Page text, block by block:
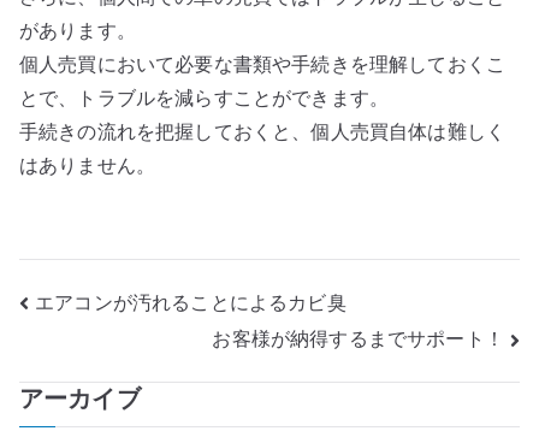
があります。
個人売買において必要な書類や手続きを理解しておくこ
とで、トラブルを減らすことができます。
手続きの流れを把握しておくと、個人売買自体は難しく
はありません。
投
ナ
エアコンが汚れることによるカビ臭
お客様が納得するまでサポート！
アーカイブ